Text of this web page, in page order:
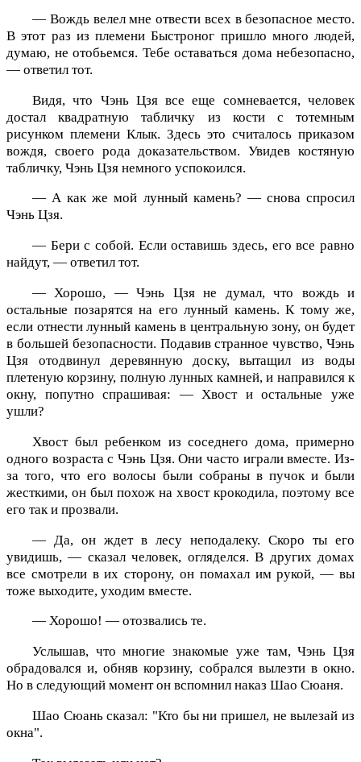
— Вождь велел мне отвести всех в безопасное место.
В этот раз из племени Быстроног пришло много людей,
думаю, не отобьемся. Тебе оставаться дома небезопасно,
— ответил тот.
Видя, что Чэнь Цзя все еще сомневается, человек
достал квадратную табличку из кости с тотемным
рисунком племени Клык. Здесь это считалось приказом
вождя, своего рода доказательством. Увидев костяную
табличку, Чэнь Цзя немного успокоился.
— А как же мой лунный камень? — снова спросил
Чэнь Цзя.
— Бери с собой. Если оставишь здесь, его все равно
найдут, — ответил тот.
— Хорошо, — Чэнь Цзя не думал, что вождь и
остальные позарятся на его лунный камень. К тому же,
если отнести лунный камень в центральную зону, он будет
в большей безопасности. Подавив странное чувство, Чэнь
Цзя отодвинул деревянную доску, вытащил из воды
плетеную корзину, полную лунных камней, и направился к
окну, попутно спрашивая: — Хвост и остальные уже
ушли?
Хвост был ребенком из соседнего дома, примерно
одного возраста с Чэнь Цзя. Они часто играли вместе. Из-
за того, что его волосы были собраны в пучок и были
жесткими, он был похож на хвост крокодила, поэтому все
его так и прозвали.
— Да, он ждет в лесу неподалеку. Скоро ты его
увидишь, — сказал человек, огляделся. В других домах
все смотрели в их сторону, он помахал им рукой, — вы
тоже выходите, уходим вместе.
— Хорошо! — отозвались те.
Услышав, что многие знакомые уже там, Чэнь Цзя
обрадовался и, обняв корзину, собрался вылезти в окно.
Но в следующий момент он вспомнил наказ Шао Сюаня.
Шао Сюань сказал: "Кто бы ни пришел, не вылезай из
окна".